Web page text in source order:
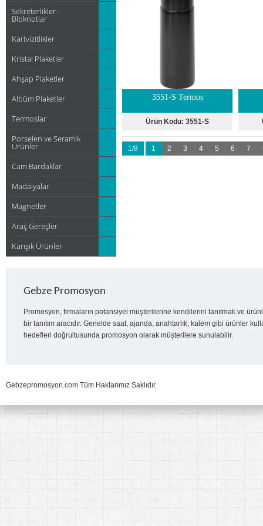
Sekreterlikler-
Bloknotlar
Kartvizitlikler
Kristal Plaketler
Ahşap Plaketler
Albüm Plaketler
Termoslar
Porselen ve Seramik
Ürünler
Cam Bardaklar
Madalyalar
Magnetler
Araç Gereçler
Karışık Ürünler
3551-S Termos
Ürün Kodu: 3551-S
1/8 1 2 3 4 5 6 7
Gebze Promosyon
Promosyon, firmaların potansiyel müşterilerine kendilerini tanıtmak ve
bir tanıtım aracıdır. Genelde saat, ajanda, anahtarlık, kalem gibi ürünler
hedefleri doğrultusunda promosyon olarak müşterilere sunulabilir.
Gebzepromosyon.com Tüm Haklarımız Saklıdır.